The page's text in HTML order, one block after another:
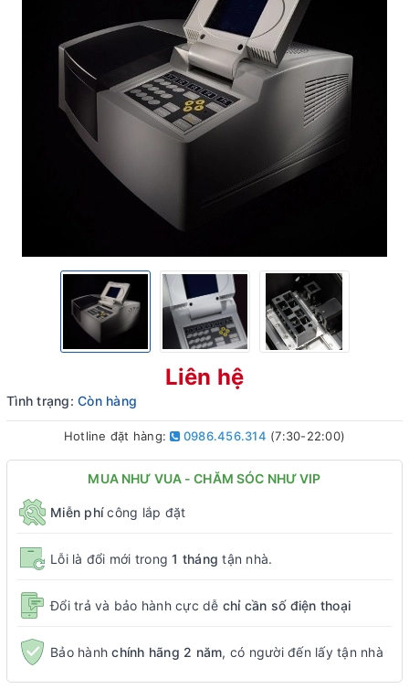
Liên hệ
Tình trạng: Còn hàng
Hotline đặt hàng: 0986.456.314 (7:30-22:00)
MUA NHƯ VUA - CHĂM SÓC NHƯ VIP
Miễn phícông lắp đặt
Lỗi là đổi mới trong1 tháng tận nhà.
Đổi trả và bảo hành cực dễ chỉ cần số điện thoại
Bảo hànhchính hãng 2 năm, có người đến lấy tận nhà